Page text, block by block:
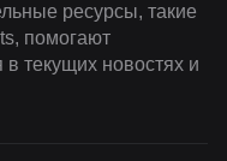
ресурсы, такие
помогают
в текущих новостях и